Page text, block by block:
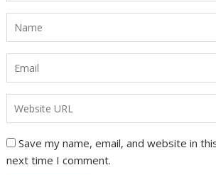
Save my name, email, and website in
next time I comment.